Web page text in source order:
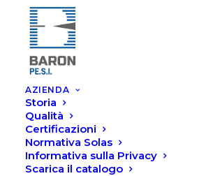
AZIENDA
Storia
Qualità
Certificazioni
Normativa Solas
Informativa sulla Privacy
Scarica il catalogo